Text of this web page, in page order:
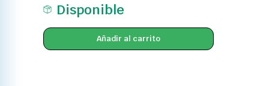
Disponible
Añadir al carrito